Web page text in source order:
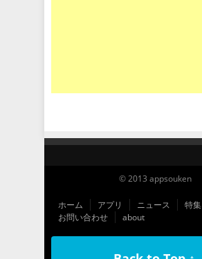
© 2013 appsouken
ホーム アプリ ニュース 特集
お問い合わせ
about